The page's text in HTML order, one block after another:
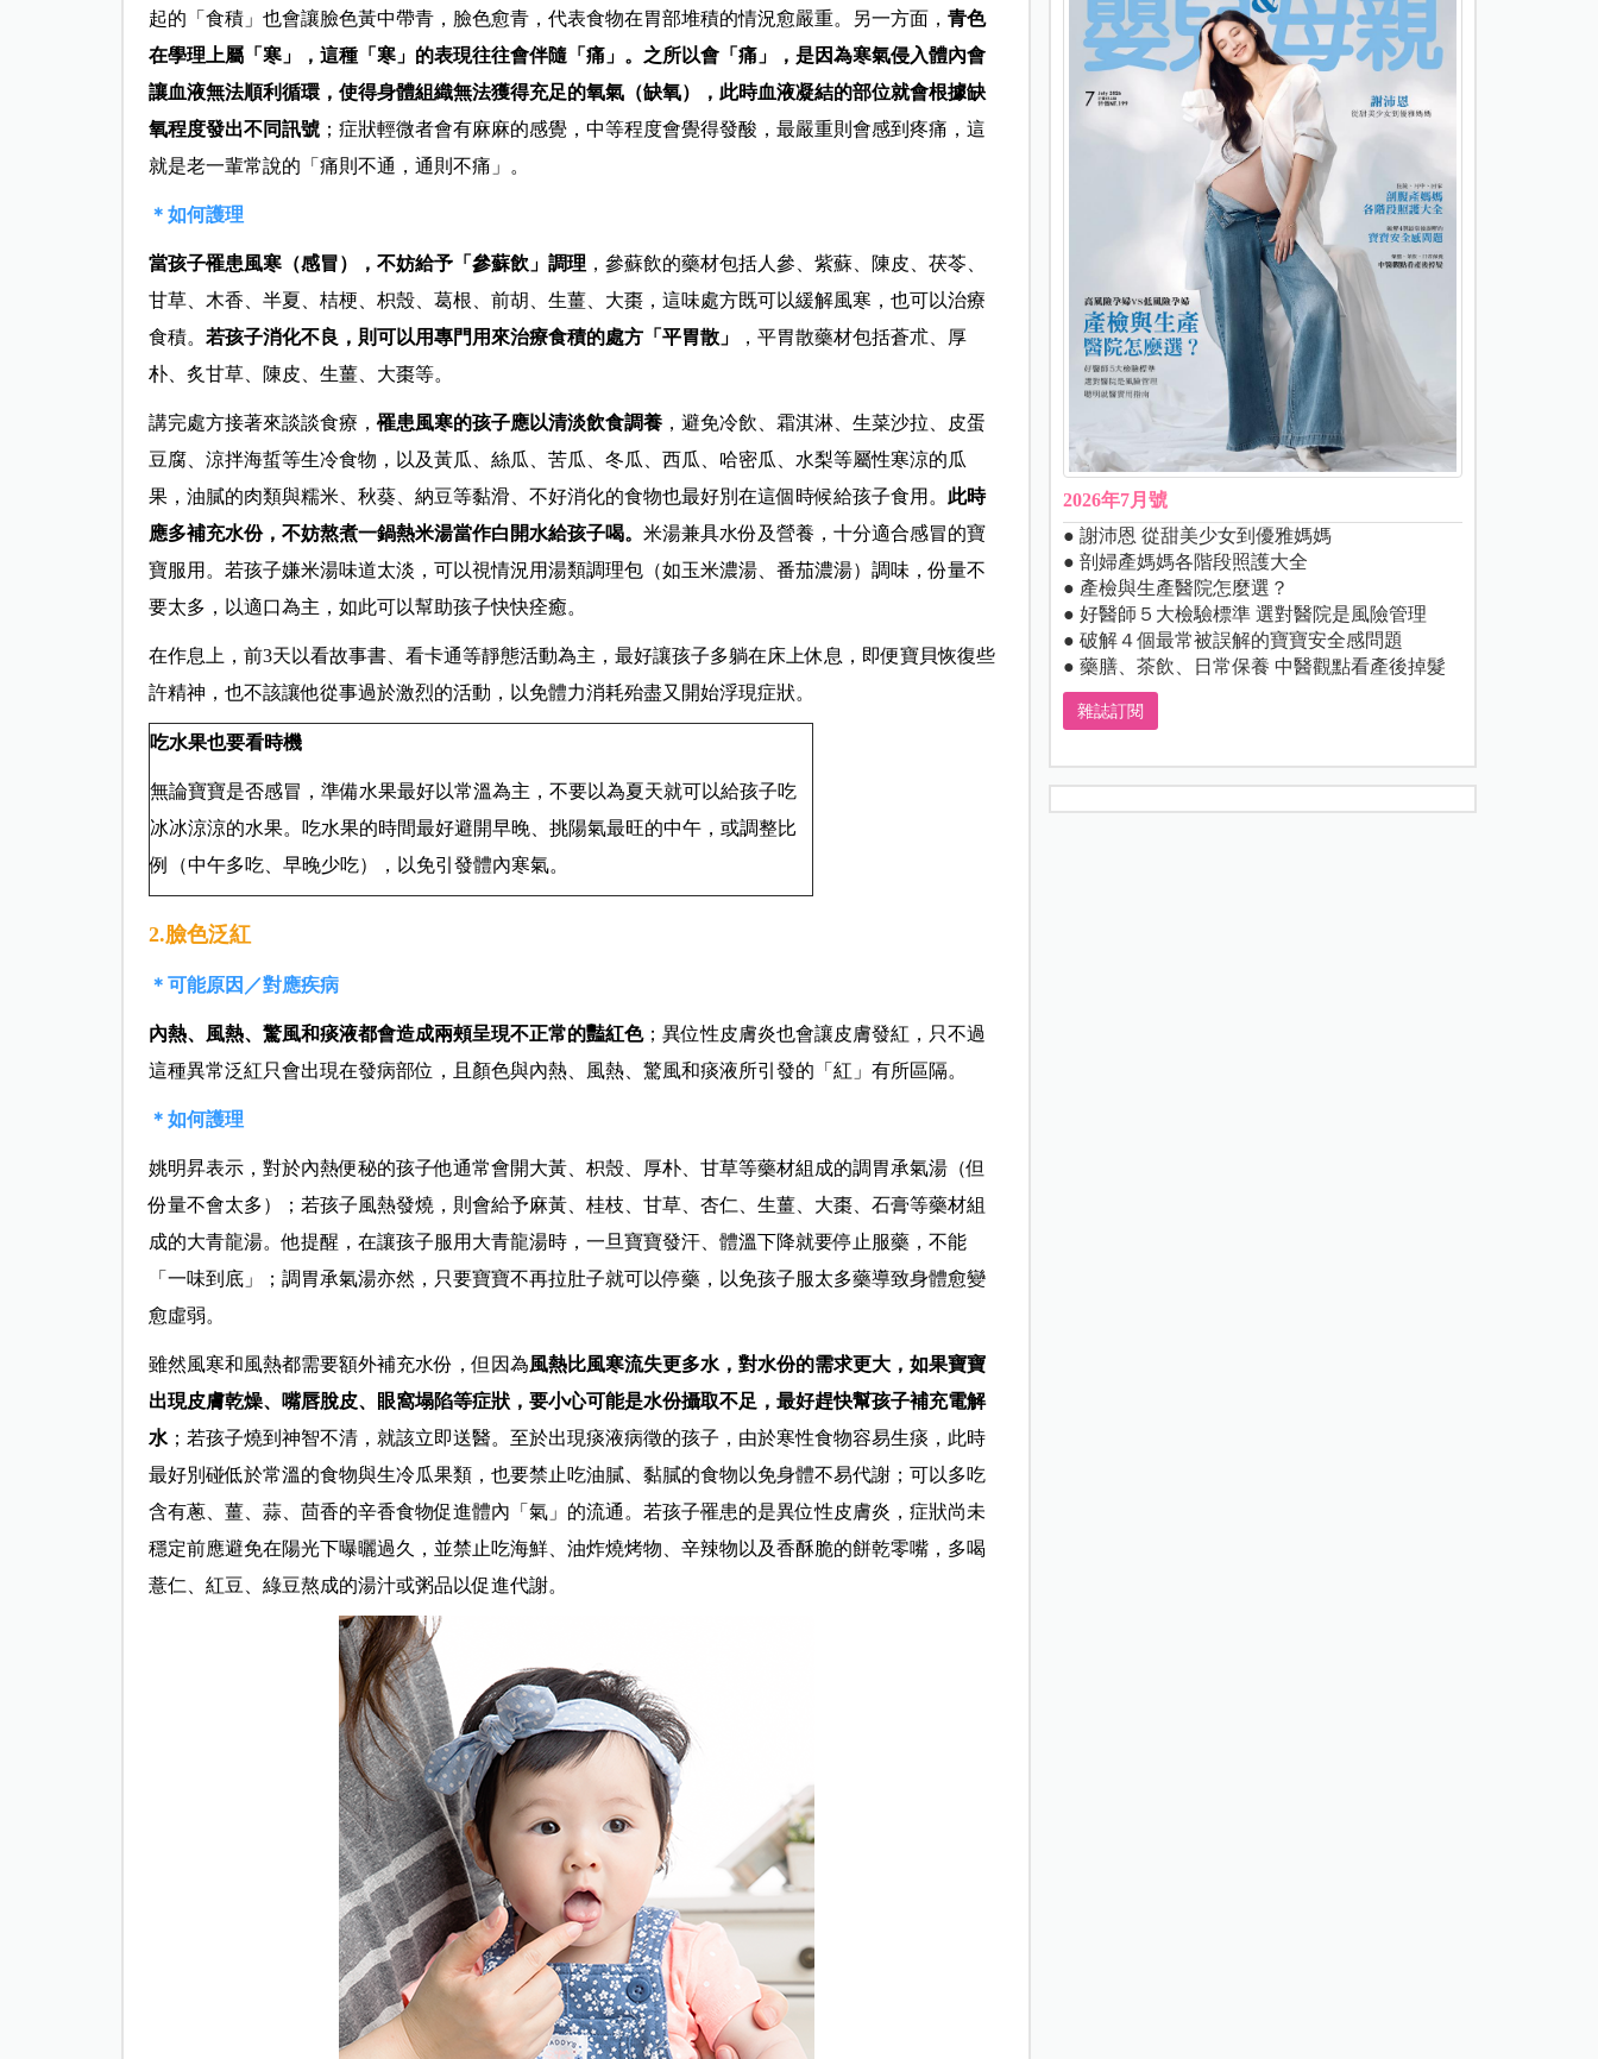
起的「食積」也會讓臉色黃中帶青，臉色愈青，代表食物在胃部堆積的情況愈嚴重。另一方面， 青色
在學理上屬「寒」，這種「寒」的表現往往會伴隨「痛」。之所以會「痛」，是因為寒氣侵入體內會
讓血液無法順利循環，使得身體組織無法獲得充足的氧氣（缺氧），此時血液凝結的部位就會根據缺
氧程度發出不同訊號；症狀輕微者會有麻麻的感覺，中等程度會覺得發酸，最嚴重則會感到疼痛，這
就是老一輩常說的「痛則不通，通則不痛」。
＊如何護理
當孩子罹患風寒（感冒），不妨給予「參蘇飲」調理 ，參蘇飲的藥材包括人參、紫蘇、陳皮、茯苓、
甘草、木香、半夏、桔梗、枳殼、葛根、前胡、生薑、大棗，這味處方既可以緩解風寒，也可以治療
食積。 若孩子消化不良，則可以用專門用來治療食積的處方「平胃散」
，平胃散藥材包括蒼朮、厚
朴、炙甘草、陳皮、生薑、大棗等。
講完處方接著來談談食療，罹患風寒的孩子應以清淡飲食調養，避免冷飲、霜淇淋、生菜沙拉、皮蛋
豆腐、涼拌海蜇等生冷食物，以及黃瓜、絲瓜、苦瓜、冬瓜、西瓜、哈密瓜、水梨等屬性寒涼的瓜
果，油膩的肉類與糯米、秋葵、納豆等黏滑、不好消化的食物也最好別在這個時候給孩子食用。 此時
應多補充水份，不妨熬煮一鍋熱米湯當作白開水給孩子喝。 米湯兼具水份及營養，十分適合感冒的寶
寶服用。若孩子嫌米湯味道太淡，可以視情況用湯類調理包（如玉米濃湯、番茄濃湯）調味，份量不
要太多，以適口為主，如此可以幫助孩子快快痊癒。
在作息上，前3天以看故事書、看卡通等靜態活動為主，最好讓孩子多躺在床上休息，即便寶貝恢復些
許精神，也不該讓他從事過於激烈的活動，以免體力消耗殆盡又開始浮現症狀。
吃水果也要看時機
無論寶寶是否感冒，準備水果最好以常溫為主，不要以為夏天就可以給孩子吃
冰冰涼涼的水果。吃水果的時間最好避開早晚、挑陽氣最旺的中午，或調整比
例（中午多吃、早晚少吃），以免引發體內寒氣。
2.臉色泛紅
＊可能原因／對應疾病
內熱、風熱、驚風和痰液都會造成兩頰呈現不正常的豔紅色；異位性皮膚炎也會讓皮膚發紅，只不過
這種異常泛紅只會出現在發病部位，且顏色與內熱、風熱、驚風和痰液所引發的「紅」有所區隔。
＊如何護理
姚明昇表示，對於內熱便秘的孩子他通常會開大黃、枳殼、厚朴、甘草等藥材組成的調胃承氣湯（但
份量不會太多）；若孩子風熱發燒，則會給予麻黃、桂枝、甘草、杏仁、生薑、大棗、石膏等藥材組
成的大青龍湯。他提醒，在讓孩子服用大青龍湯時，一旦寶寶發汗、體溫下降就要停止服藥，不能
「一味到底」；調胃承氣湯亦然，只要寶寶不再拉肚子就可以停藥，以免孩子服太多藥導致身體愈變
愈虛弱。
雖然風寒和風熱都需要額外補充水份，但因為風熱比風寒流失更多水，對水份的需求更大，如果寶寶
出現皮膚乾燥、嘴唇脫皮、眼窩塌陷等症狀，要小心可能是水份攝取不足，最好趕快幫孩子補充電解
水；若孩子燒到神智不清，就該立即送醫。至於出現痰液病徵的孩子，由於寒性食物容易生痰，此時
最好別碰低於常溫的食物與生冷瓜果類，也要禁止吃油膩、黏膩的食物以免身體不易代謝；可以多吃
含有蔥、薑、蒜、茴香的辛香食物促進體內「氣」的流通。若孩子罹患的是異位性皮膚炎，症狀尚未
穩定前應避免在陽光下曝曬過久，並禁止吃海鮮、油炸燒烤物、辛辣物以及香酥脆的餅乾零嘴，多喝
薏仁、紅豆、綠豆熬成的湯汁或粥品以促進代謝。
2026年7月號
● 謝沛恩 從甜美少女到優雅媽媽
● 剖婦產媽媽各階段照護大全
● 產檢與生產醫院怎麼選？
● 好醫師５大檢驗標準 選對醫院是風險管理
● 破解４個最常被誤解的寶寶安全感問題
● 藥膳、茶飲、日常保養 中醫觀點看產後掉髮
雜誌訂閱